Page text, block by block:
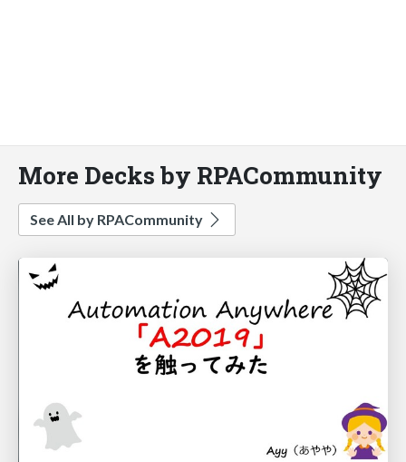
More Decks by RPACommunity
See All by RPACommunity